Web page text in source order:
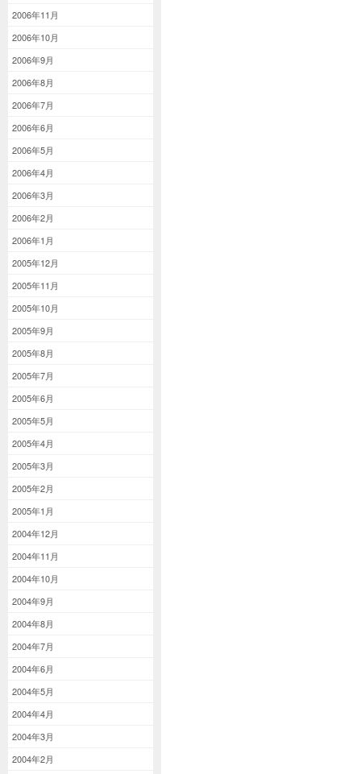
2006年11月
2006年10月
2006年9月
2006年8月
2006年7月
2006年6月
2006年5月
2006年4月
2006年3月
2006年2月
2006年1月
2005年12月
2005年11月
2005年10月
2005年9月
2005年8月
2005年7月
2005年6月
2005年5月
2005年4月
2005年3月
2005年2月
2005年1月
2004年12月
2004年11月
2004年10月
2004年9月
2004年8月
2004年7月
2004年6月
2004年5月
2004年4月
2004年3月
2004年2月